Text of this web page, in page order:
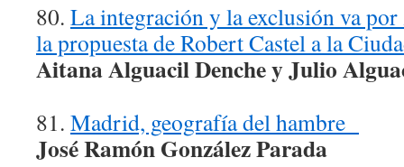
80. La integración y la exclusión va
la propuesta de Robert Castel a la
Aitana Alguacil Denche y Julio
81. Madrid, geografía del hambre
José Ramón González Parada